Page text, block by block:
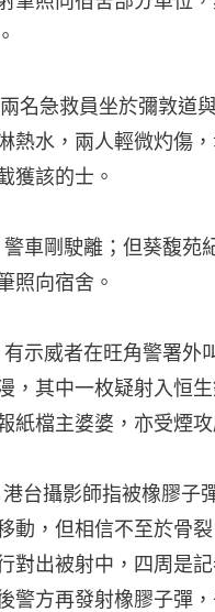
兩名急救員坐於彌敦道
熱水，兩人輕微灼傷
獲該的士。
警車剛駛離；但葵馥
照向宿舍。
有示威者在旺角警署
，其中一枚疑射入恒
紙檔主婆婆，亦受煙
港台攝影師指被橡膠
動，但相信不至於骨
對出被射中，四周是
警方再發射橡膠子彈